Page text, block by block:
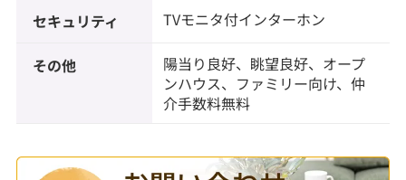
セキュリティ TVモニタ付インターホン
その他
陽当り良好、眺望良好、オープ
ンハウス、ファミリー向け、仲
介手数料無料